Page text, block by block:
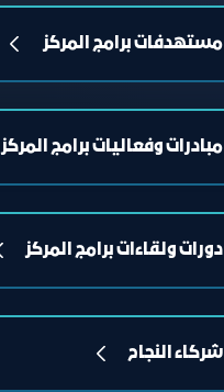
مستهدفات برامج المركز
مبادرات وفعاليات برامج المركز
دورات ولقاءات برامج المركز
شركاء النجاح